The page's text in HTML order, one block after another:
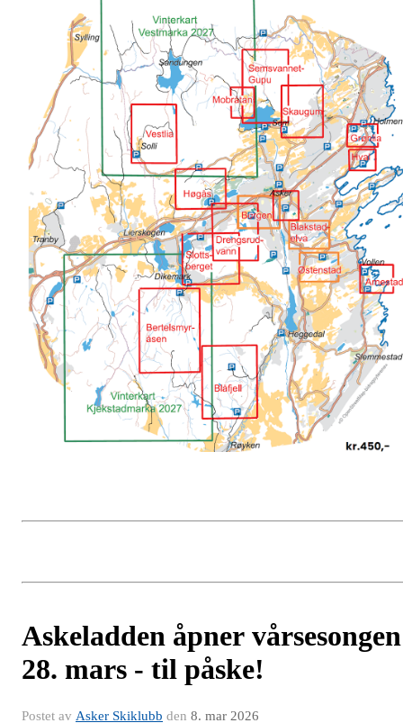
Askeladden åpner vårsesongen
28. mars - til påske!
Postet av Asker Skiklubb den 8. mar 2026